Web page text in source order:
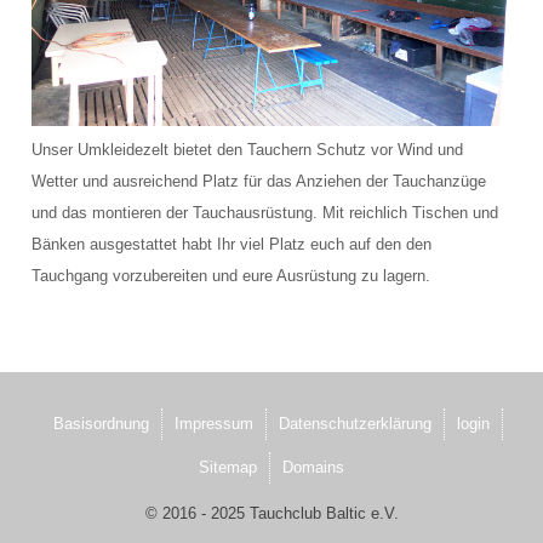
Schulungsraum für die Tauchausbildung
Verkauf und Vermietung von Ausrüstung
Das Team der Tauchbasis
AUSBILDUNG
Tauchausbildung SSI
Unser Umkleidezelt bietet den Tauchern Schutz vor Wind und
Wetter und ausreichend Platz für das Anziehen der Tauchanzüge
und das montieren der Tauchausrüstung. Mit reichlich Tischen und
Bänken ausgestattet habt Ihr viel Platz euch auf den den
Tauchgang vorzubereiten und eure Ausrüstung zu lagern.
Basisordnung Impressum Datenschutzerklärung login
Sitemap Domains
© 2016 - 2025 Tauchclub Baltic e.V.